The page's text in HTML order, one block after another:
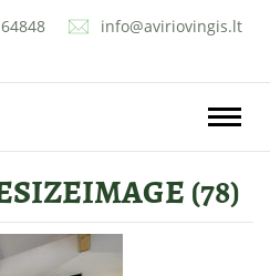
info@aviriovingis.lt
Toggle
(78)